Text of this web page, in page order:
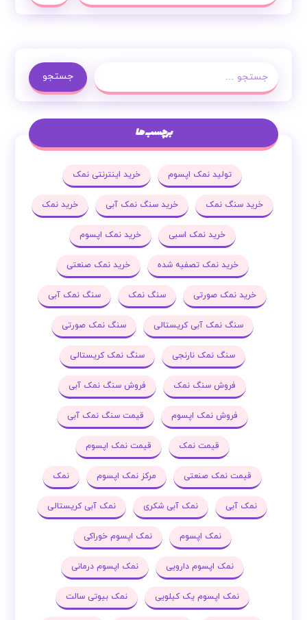
جستجو
برچسب ها
تولید نمک اپسوم خرید اینترنتی نمک
خرید سنگ نمک خرید سنگ نمک آبی خرید نمک
خرید نمک اسبی خرید نمک اپسوم
خرید نمک تصفیه شده خرید نمک صنعتی
خرید نمک صورتی سنگ نمک سنگ نمک آبی
سنگ نمک آبی کریستالی سنگ نمک صورتی
سنگ نمک نارنجی سنگ نمک کریستالی
فروش سنگ نمک فروش سنگ نمک آبی
فروش نمک اپسوم قیمت سنگ نمک آبی
قیمت نمک قیمت نمک اپسوم
قیمت نمک صنعتی مرکز نمک اپسوم نمک
نمک آبی نمک آبی شکری نمک آبی کریستالی
نمک اپسوم نمک اپسوم خوراکی
نمک اپسوم دارویی نمک اپسوم درمانی
نمک اپسوم یک کیلویی نمک بیوتی سالت